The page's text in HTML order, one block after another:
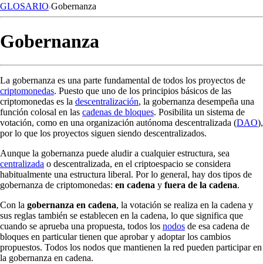
GLOSARIO Gobernanza
Gobernanza
La gobernanza es una parte fundamental de todos los proyectos de
criptomonedas. Puesto que uno de los principios básicos de las
criptomonedas es la descentralización, la gobernanza desempeña una
función colosal en las cadenas de bloques. Posibilita un sistema de
votación, como en una organización autónoma descentralizada (DAO),
por lo que los proyectos siguen siendo descentralizados.
Aunque la gobernanza puede aludir a cualquier estructura, sea
centralizada o descentralizada, en el criptoespacio se considera
habitualmente una estructura liberal. Por lo general, hay dos tipos de
gobernanza de criptomonedas: en cadena y fuera de la cadena.
Con la gobernanza en cadena, la votación se realiza en la cadena y
sus reglas también se establecen en la cadena, lo que significa que
cuando se aprueba una propuesta, todos los nodos de esa cadena de
bloques en particular tienen que aprobar y adoptar los cambios
propuestos. Todos los nodos que mantienen la red pueden participar en
la gobernanza en cadena.